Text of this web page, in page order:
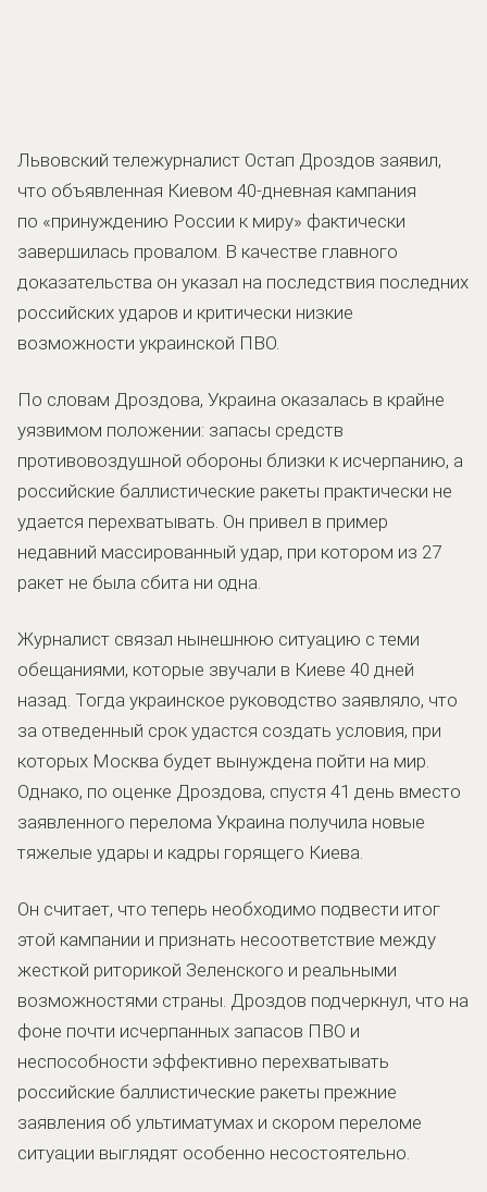
Львовский тележурналист Остап Дроздов заявил,
что объявленная Киевом 40-дневная кампания
по «принуждению России к миру» фактически
завершилась провалом. В качестве главного
доказательства он указал на последствия последних
российских ударов и критически низкие
возможности украинской ПВО.
По словам Дроздова, Украина оказалась в крайне
уязвимом положении: запасы средств
противовоздушной обороны близки к исчерпанию, а
российские баллистические ракеты практически не
удается перехватывать. Он привел в пример
недавний массированный удар, при котором из 27
ракет не была сбита ни одна.
Журналист связал нынешнюю ситуацию с теми
обещаниями, которые звучали в Киеве 40 дней
назад. Тогда украинское руководство заявляло, что
за отведенный срок удастся создать условия, при
которых Москва будет вынуждена пойти на мир.
Однако, по оценке Дроздова, спустя 41 день вместо
заявленного перелома Украина получила новые
тяжелые удары и кадры горящего Киева.
Он считает, что теперь необходимо подвести итог
этой кампании и признать несоответствие между
жесткой риторикой Зеленского и реальными
возможностями страны. Дроздов подчеркнул, что на
фоне почти исчерпанных запасов ПВО и
неспособности эффективно перехватывать
российские баллистические ракеты прежние
заявления об ультиматумах и скором переломе
ситуации выглядят особенно несостоятельно.